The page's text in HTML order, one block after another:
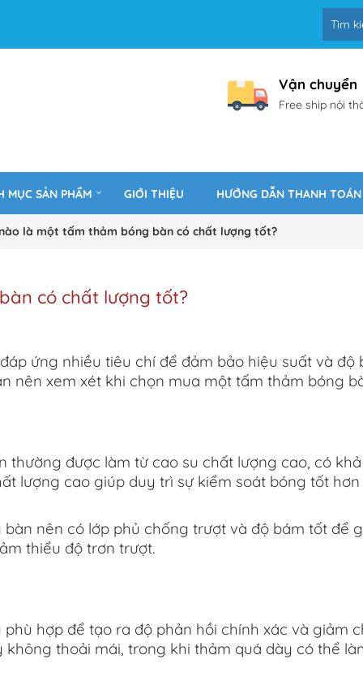
Vận chuyển
Free ship nội
MỤC SẢN PHẨM GIỚI THIỆU HƯỚNG DẪN THANH TOÁN
là một tấm thảm bóng bàn có chất lượng tốt?
có chất lượng tốt?
ứng nhiều tiêu chí để đảm bảo hiệu suất và độ
nên xem xét khi chọn mua một tấm thảm bóng
được làm từ cao su chất lượng cao, có
lượng cao giúp duy trì sự kiểm soát bóng tốt
nên có lớp phủ chống trượt và độ bám tốt để
thiểu độ trơn trượt.
hợp để tạo ra độ phản hồi chính xác và giảm
thoải mái, trong khi thảm quá dày có thể